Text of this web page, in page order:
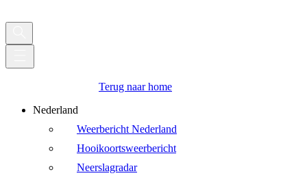
Terug naar home
Nederland
Weerbericht Nederland
Hooikoortsweerbericht
Neerslagradar